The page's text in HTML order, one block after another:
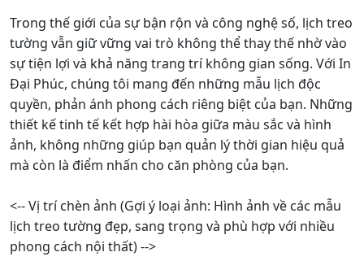
Trong thế giới của sự bận rộn và công nghệ số, lịch treo
tường vẫn giữ vững vai trò không thể thay thế nhờ vào
sự tiện lợi và khả năng trang trí không gian sống. Với In
Đại Phúc, chúng tôi mang đến những mẫu lịch độc
quyền, phản ánh phong cách riêng biệt của bạn. Những
thiết kế tinh tế kết hợp hài hòa giữa màu sắc và hình
ảnh, không những giúp bạn quản lý thời gian hiệu quả
mà còn là điểm nhấn cho căn phòng của bạn.
<-- Vị trí chèn ảnh (Gợi ý loại ảnh: Hình ảnh về các mẫu
lịch treo tường đẹp, sang trọng và phù hợp với nhiều
phong cách nội thất) -->